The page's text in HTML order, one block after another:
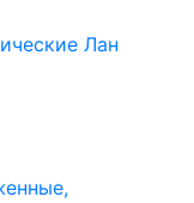
Лан